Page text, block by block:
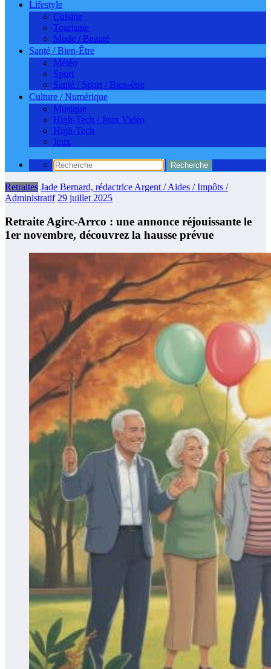
Lifestyle
Cuisine
Tourisme
Mode / Beauté
Santé / Bien-Être
Météo
Sport
Santé / Sport / Bien-être
Culture / Numérique
Musique
High-Tech / Jeux Vidéo
High-Tech
Jeux
Retraites Jade Bernard, rédactrice Argent / Aides / Impôts /
Administratif 29 juillet 2025
Retraite Agirc-Arrco : une annonce réjouissante le
1er novembre, découvrez la hausse prévue